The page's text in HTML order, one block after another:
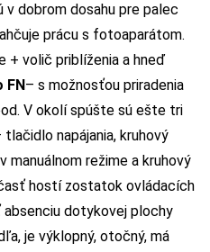
dobrom dosahu pre palec
prácu s fotoaparátom.
+ volič priblíženia a hneď
– s možnosťou priradenia
V okolí spúšte sú ešte tri
napájania, kruhový
manuálnom režime a kruhový
hostí zostatok ovládacích
dotykovej plochy
je výklopný, otočný, má